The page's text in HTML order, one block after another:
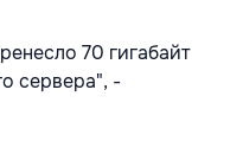
70 гигабайт
сервера", -